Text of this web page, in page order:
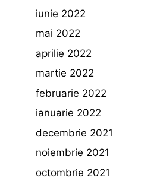
iunie 2022
mai 2022
aprilie 2022
martie 2022
februarie 2022
ianuarie 2022
decembrie 2021
noiembrie 2021
octombrie 2021